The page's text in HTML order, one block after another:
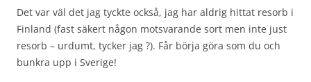
Det var väl det jag tyckte också, jag har aldrig hittat resorb i
Finland (fast säkert någon motsvarande sort men inte just
resorb – urdumt, tycker jag ?). Får börja göra som du och
bunkra upp i Sverige!